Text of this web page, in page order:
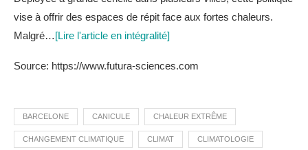
vise à offrir des espaces de répit face aux fortes chaleurs.
Malgré…[Lire l'article en intégralité]
Source: https://www.futura-sciences.com
BARCELONE CANICULE CHALEUR EXTRÊME
CHANGEMENT CLIMATIQUE CLIMAT CLIMATOLOGIE